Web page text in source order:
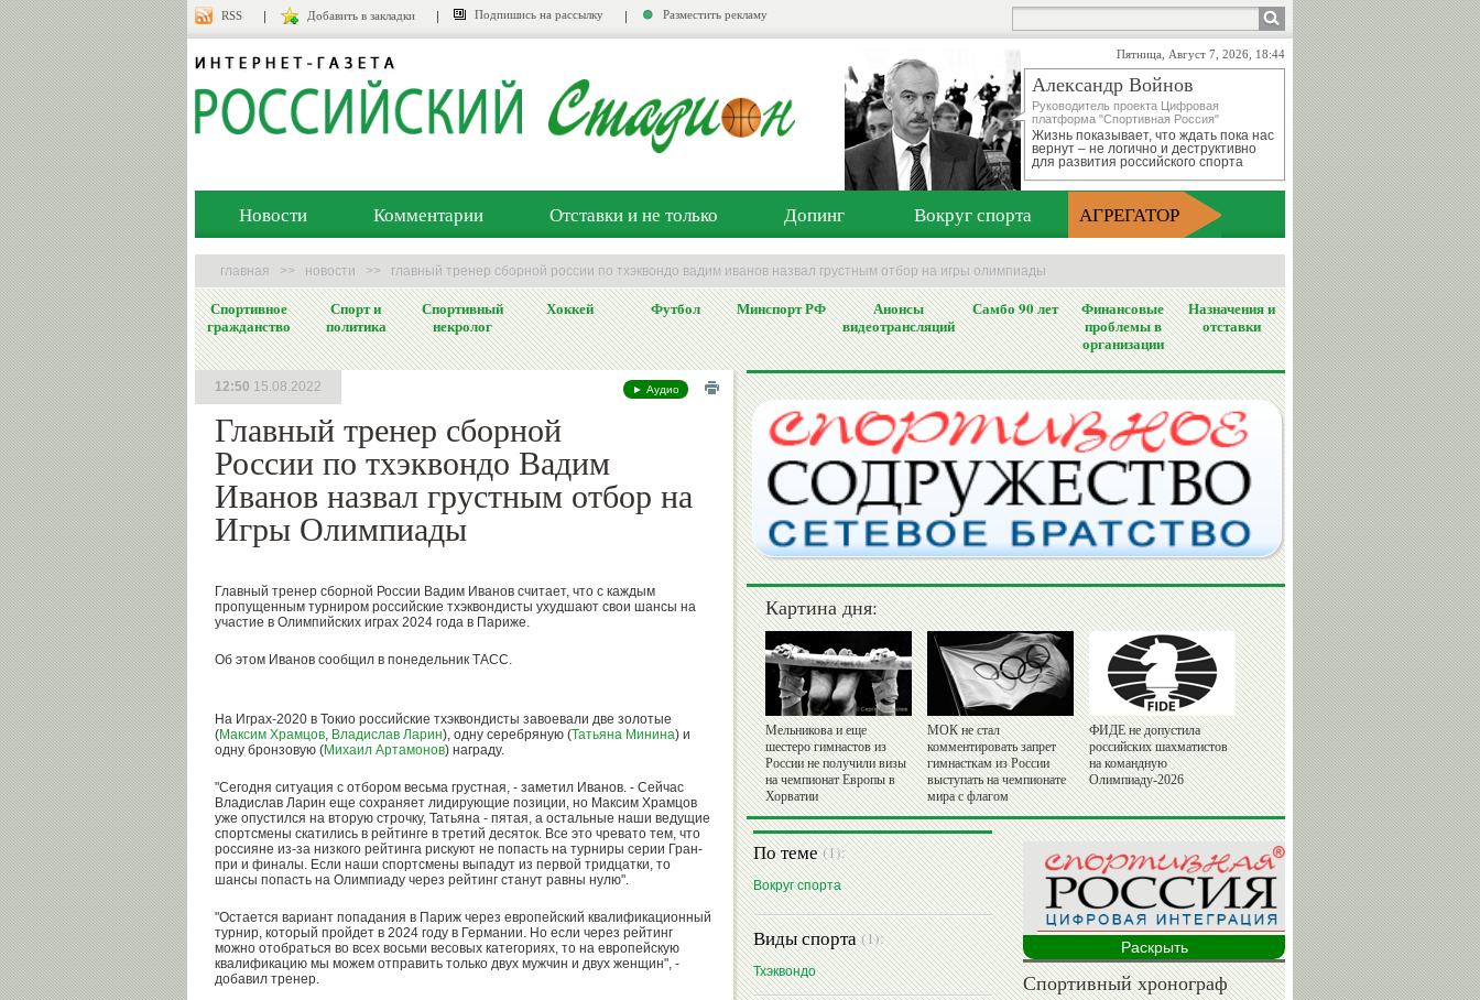
RSS Добавить в закладки Подпишись на рассылку Разместить рекламу
Пятница, Август 7, 2026, 18:44
Александр Войнов
Руководитель проекта Цифровая
платформа "Спортивная Россия"
Жизнь показывает, что ждать пока нас
вернут – не логично и деструктивно
для развития российского спорта
Новости Комментарии Отставки и не только Допинг Вокруг спорта АГРЕГАТОР
главная >> новости >> главный тренер сборной россии по тхэквондо вадим иванов назвал грустным отбор на игры олимпиады
Спортивное
гражданство
Спорт и
политика
Спортивный
некролог
Хоккей Футбол Минспорт РФ
Анонсы
видеотрансляций
Самбо 90 лет
Финансовые
проблемы в
организации
Назначения и
отставки
► Аудио
Главный тренер сборной
России по тхэквондо Вадим
Иванов назвал грустным отбор на
Игры Олимпиады
12:50 15.08.2022
Главный тренер сборной России Вадим Иванов считает, что с каждым
пропущенным турниром российские тхэквондисты ухудшают свои шансы на
участие в Олимпийских играх 2024 года в Париже.
Об этом Иванов сообщил в понедельник ТАСС.
На Играх-2020 в Токио российские тхэквондисты завоевали две золотые
(Максим Храмцов, Владислав Ларин), одну серебряную (Татьяна Минина) и
одну бронзовую (Михаил Артамонов) награду.
"Сегодня ситуация с отбором весьма грустная, - заметил Иванов. - Сейчас
Владислав Ларин еще сохраняет лидирующие позиции, но Максим Храмцов
уже опустился на вторую строчку, Татьяна - пятая, а остальные наши ведущие
спортсмены скатились в рейтинге в третий десяток. Все это чревато тем, что
россияне из-за низкого рейтинга рискуют не попасть на турниры серии Гран-
при и финалы. Если наши спортсмены выпадут из первой тридцатки, то
шансы попасть на Олимпиаду через рейтинг станут равны нулю".
"Остается вариант попадания в Париж через европейский квалификационный
турнир, который пройдет в 2024 году в Германии. Но если через рейтинг
можно отобраться во всех восьми весовых категориях, то на европейскую
квалификацию мы можем отправить только двух мужчин и двух женщин", -
добавил тренер.
Картина дня:
Мельникова и еще
шестеро гимнастов из
России не получили визы
на чемпионат Европы в
Хорватии
МОК не стал
комментировать запрет
гимнасткам из России
выступать на чемпионате
мира с флагом
ФИДЕ не допустила
российских шахматистов
на командную
Олимпиаду-2026
По теме(1):
Вокруг спорта
Виды спорта(1):
Тхэквондо
Раскрыть
Спортивный хронограф